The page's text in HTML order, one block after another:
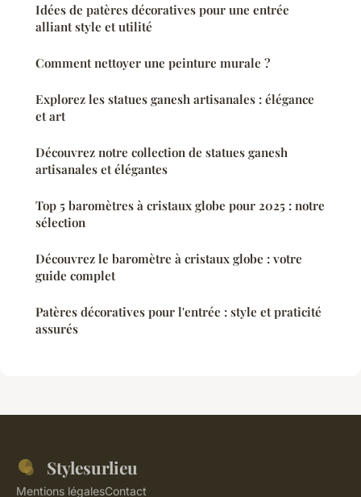
Idées de patères décoratives pour une entrée
alliant style et utilité
Comment nettoyer une peinture murale ?
Explorez les statues ganesh artisanales : élégance
et art
Découvrez notre collection de statues ganesh
artisanales et élégantes
Top 5 baromètres à cristaux globe pour 2025 : notre
sélection
Découvrez le baromètre à cristaux globe : votre
guide complet
Patères décoratives pour l'entrée : style et praticité
assurés
Stylesurlieu
Mentions légalesContact